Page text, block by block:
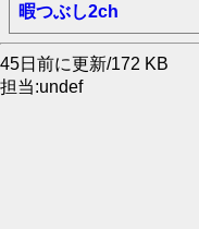
暇つぶし2ch
45日前に更新/172 KB
担当:undef